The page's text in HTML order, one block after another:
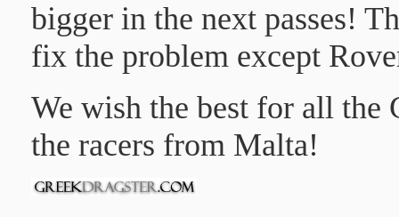
bigger in the next passes!
fix the problem except
We wish the best for all the
the racers from Malta!